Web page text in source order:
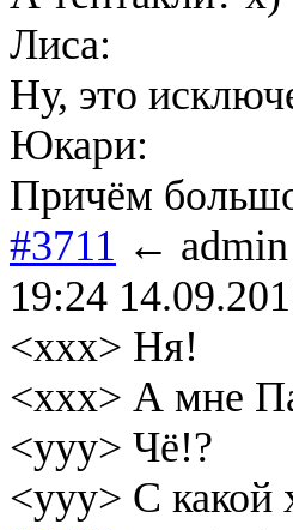
Лиса:
Ну, это
Юкари:
Причём
#3711 ← admin
19:24
<xxx> Ня!
<xxx> А мне
<yyy> Чё!?
<yyy> С какой